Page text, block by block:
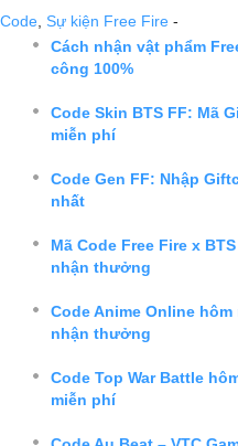
Code Sự kiện Free Fire -
Cách nhận vật phẩm
công 100%
Code Skin BTS FF: Mã
miễn phí
Code Gen FF: Nhập
nhất
Mã Code Free Fire x
nhận thưởng
Code Anime Online
nhận thưởng
Code Top War Battle
miễn phí